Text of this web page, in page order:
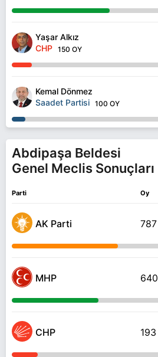
Yaşar Alkız
CHP 150 OY
Kemal Dönmez
Saadet Partisi 100 OY
Abdipaşa Beldesi
Genel Meclis Sonuçları
Parti Oy
AK Parti 787
MHP 640
CHP 193